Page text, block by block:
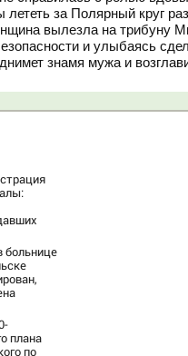
лететь за Полярный круг
вылезла на трибуну
и улыбаясь
знамя мужа и
не
больнице
плана
по